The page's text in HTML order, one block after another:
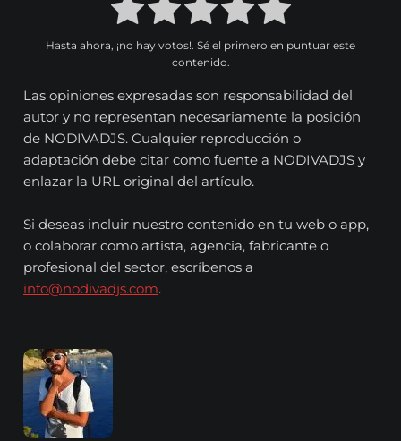
Hasta ahora, ¡no hay votos!. Sé el primero en puntuar este
contenido.
Las opiniones expresadas son responsabilidad del
autor y no representan necesariamente la posición
de NODIVADJS. Cualquier reproducción o
adaptación debe citar como fuente a NODIVADJS y
enlazar la URL original del artículo.
Si deseas incluir nuestro contenido en tu web o app,
o colaborar como artista, agencia, fabricante o
profesional del sector, escríbenos a
info@nodivadjs.com.